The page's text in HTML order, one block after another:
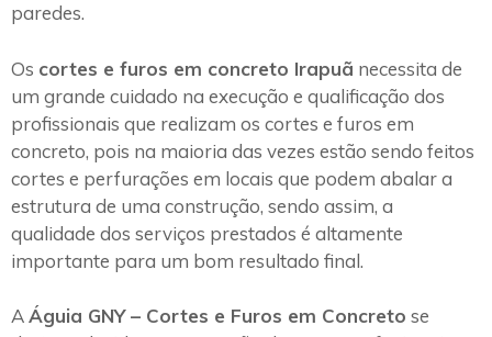
paredes.
Os cortes e furos em concreto Irapuã necessita de
um grande cuidado na execução e qualificação dos
profissionais que realizam os cortes e furos em
concreto, pois na maioria das vezes estão sendo feitos
cortes e perfurações em locais que podem abalar a
estrutura de uma construção, sendo assim, a
qualidade dos serviços prestados é altamente
importante para um bom resultado final.
AÁguia GNY – Cortes e Furos em Concreto se